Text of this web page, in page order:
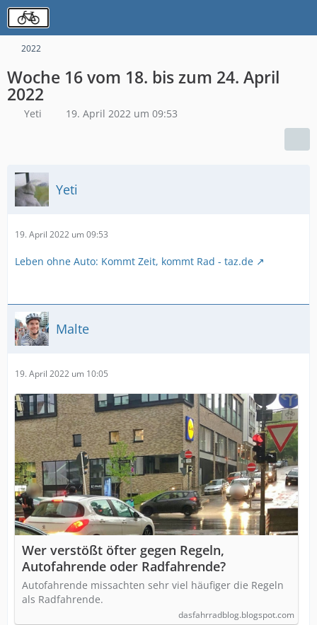
2022
Woche 16 vom 18. bis zum 24. April
2022
Yeti 19. April 2022 um 09:53
Yeti
19. April 2022 um 09:53
Leben ohne Auto: Kommt Zeit, kommt Rad - taz.de
Malte
19. April 2022 um 10:05
Wer verstößt öfter gegen Regeln,
Autofahrende oder Radfahrende?
Autofahrende missachten sehr viel häufiger die Regeln
als Radfahrende.
dasfahrradblog.blogspot.com